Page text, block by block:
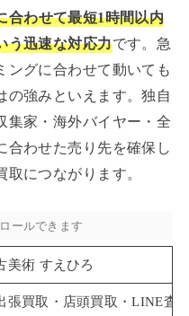
合わせて最短1時間以内
う迅速な対応力です。急
ングに合わせて動いても
の強みといえます。独自
集家・海外バイヤー・全
合わせた売り先を確保し
につながります。
美術 すえひろ
張買取・店頭買取・LINE査